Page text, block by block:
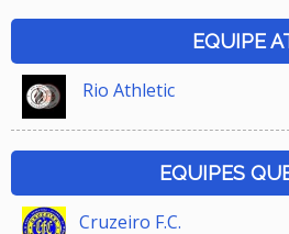
EQUIPE
Rio Athletic
EQUIPES
Cruzeiro F.C.